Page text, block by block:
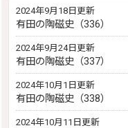
2024年9月18日更新
有田の陶磁史（336）
2024年9月24日更新
有田の陶磁史（337）
2024年10月1日更新
有田の陶磁史（338）
2024年10月11日更新